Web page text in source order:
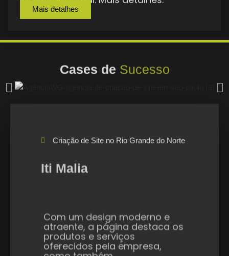
Mais detalhes
Cases de Sucesso
atraente, a página destaca os
produtos e serviços
experiência envolvente aos
visitantes. Através dessa
Landing Page, a Iti Malia
aumentou sua presença
online e conquistou novos